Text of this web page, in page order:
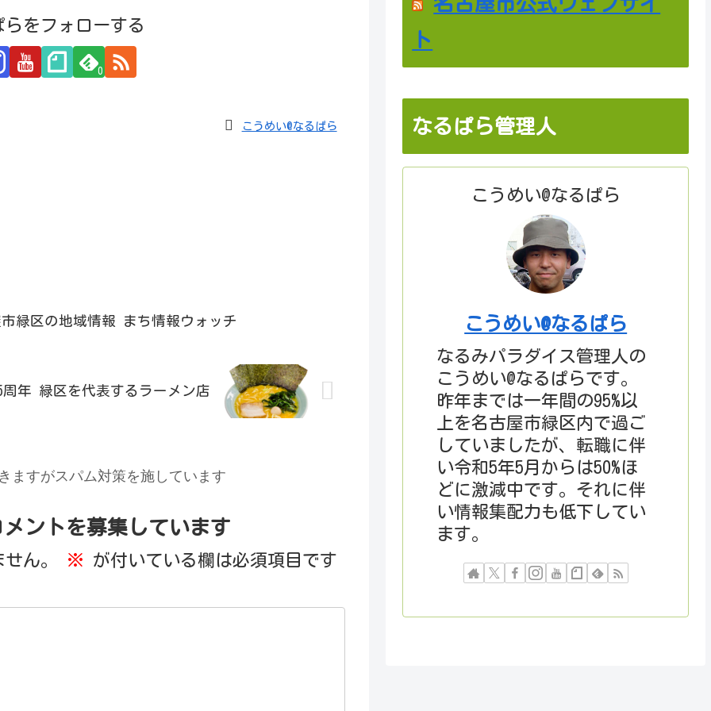
らをフォローする
0
こうめい@なるぱら
緑区の地域情報 まち情報ウォッチ
年 緑区を代表するラーメン店
ますがスパム対策を施しています
ントを募集しています
ん。 ※ が付いている欄は必須項目です
ト
なるぱら管理人
こうめい@なるぱら
こうめい@なるぱら
なるみパラダイス管理人の
こうめい@なるぱらです。
昨年までは一年間の95%以
上を名古屋市緑区内で過ご
していましたが、転職に伴
い令和5年5月からは50%ほ
どに激減中です。それに伴
い情報集配力も低下してい
ます。